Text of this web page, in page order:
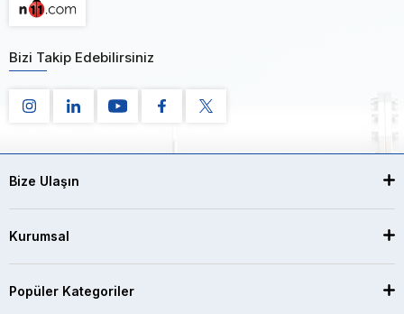
Bizi Takip Edebilirsiniz
Bize Ulaşın
Kurumsal
Popüler Kategoriler